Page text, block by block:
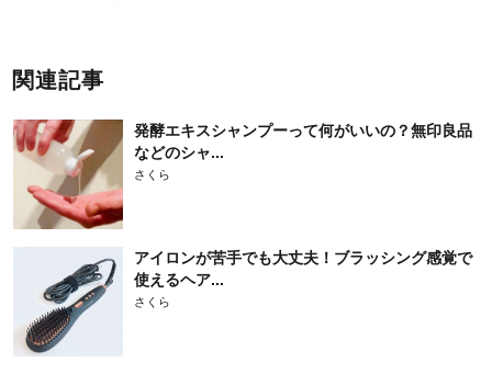
関連記事
発酵エキスシャンプーって何がいいの？無印良品
などのシャ...
さくら
アイロンが苦手でも大丈夫！ブラッシング感覚で
使えるヘア...
さくら